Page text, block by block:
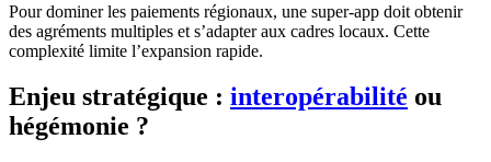
Pour dominer les paiements régionaux, une super-app doit obtenir
des agréments multiples et s’adapter aux cadres locaux. Cette
complexité limite l’expansion rapide.
Enjeu stratégique : interopérabilité ou
hégémonie ?